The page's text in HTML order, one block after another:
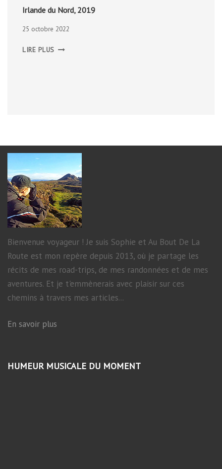
Irlande du Nord, 2019
25 octobre 2022
LIRE PLUS DU
Bienvenue voyageur ! Je suis Sophie et Au Bout De La
Route est mon repère depuis 2013, où je partage les
récits de mes road-trips, de mes randonnées et de mes
aventures. Et je t'emmènerais avec plaisir sur ces
chemins à travers mes articles...
En savoir plus
HUMEUR MUSICALE DU MOMENT